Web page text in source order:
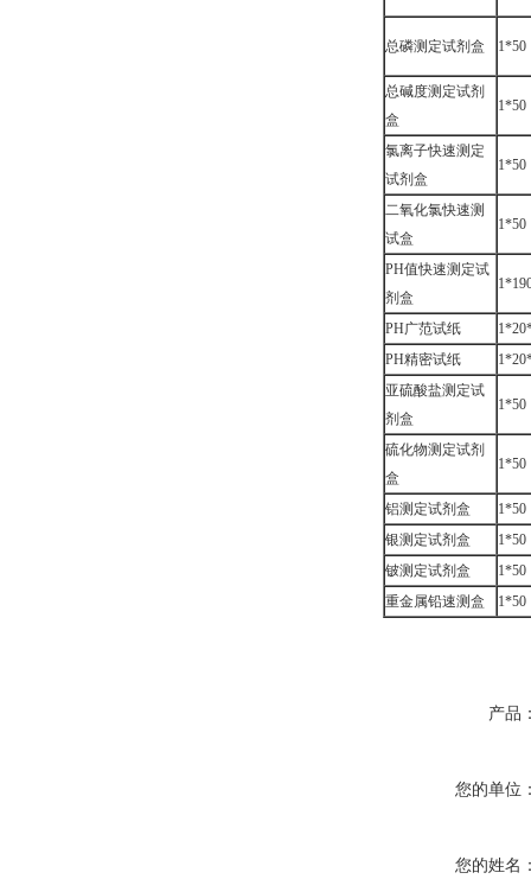
总磷测定试剂盒 1*50
总碱度测定试剂
盒
1*50
氯离子快速测定
试剂盒
1*50
二氧化氯快速测
试盒
1*50
PH值快速测定试
剂盒
PH广范试纸
PH精密试纸
亚硫酸盐测定试
剂盒
1*50
硫化物测定试剂
盒
1*50
铝测定试剂盒
1*50
银测定试剂盒
1*50
铍测定试剂盒
1*50
重金属铅速测盒
1*50
产品
您的单位
您的姓名